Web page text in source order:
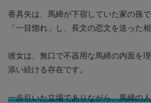
香具矢は、馬締が下宿していた家の孫
「一目惚れ」し、長文の恋文を送った
彼女は、無口で不器用な馬締の内面を
添い続ける存在です。
一歩引いた立場でありながら、馬締の